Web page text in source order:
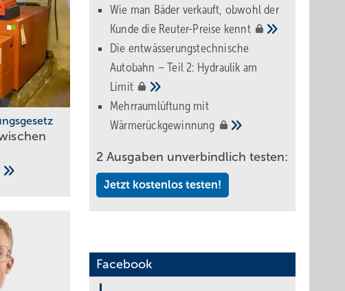
Wie man Bäder verkauft, obwohl der
Kunde die Reuter-Preise kennt
Die entwässerungstechnische
Autobahn – Teil 2: Hydraulik am
Limit
Mehrraumlüftung mit
Wärmerückgewinnung
2 Ausgaben unverbindlich testen:
Jetzt kostenlos testen!
Facebook